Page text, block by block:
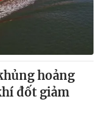
hoảng
đốt giảm